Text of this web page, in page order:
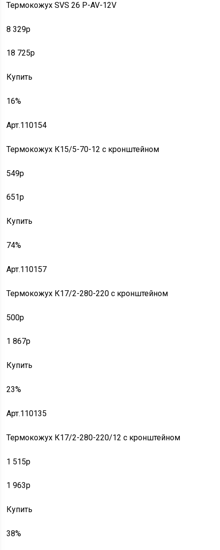
Термокожух SVS 26 P-AV-12V
8 329p
18 725p
Купить
16%
Арт.110154
Термокожух К15/5-70-12 с кронштейном
549p
651p
Купить
74%
Арт.110157
Термокожух К17/2-280-220 с кронштейном
500p
1 867p
Купить
23%
Арт.110135
Термокожух К17/2-280-220/12 с кронштейном
1 515p
1 963p
Купить
38%